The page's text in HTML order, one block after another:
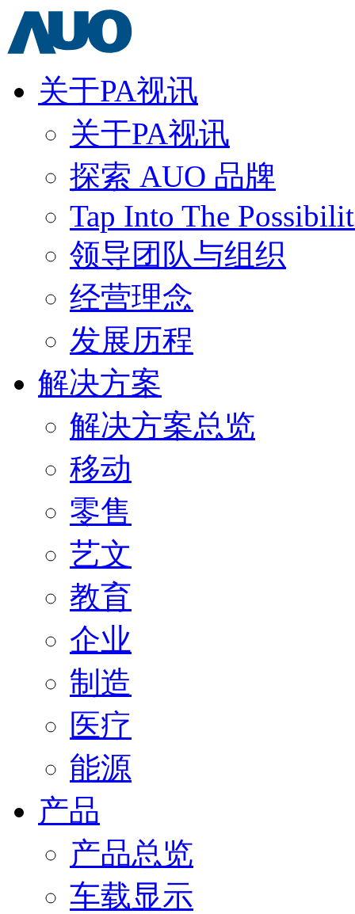
关于PA视讯
关于PA视讯
探索 AUO 品牌
Tap Into The
领导团队与组织
经营理念
发展历程
解决方案
解决方案总览
移动
零售
艺文
教育
企业
制造
医疗
能源
产品
产品总览
车载显示